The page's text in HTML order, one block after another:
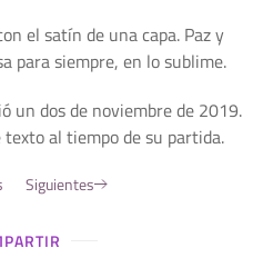
el satín de una capa. Paz y
para siempre, en lo sublime.
un dos de noviembre de 2019.
al tiempo de su partida.
Siguientes